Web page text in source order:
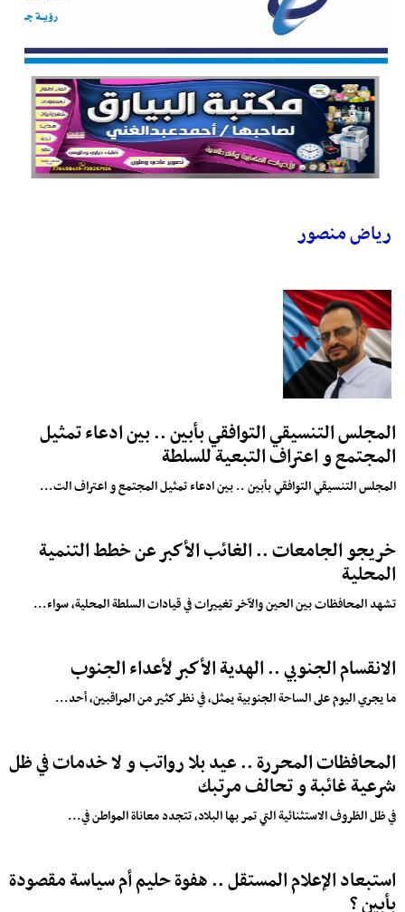
رياض منصور
المجلس التنسيقي التوافقي بأبين .. بين ادعاء تمثيل
المجتمع و اعتراف التبعية للسلطة
المجلس التنسيقي التوافقي بأبين .. بين ادعاء تمثيل المجتمع و اعتراف الت...
خريجو الجامعات .. الغائب الأكبر عن خطط التنمية
المحلية
تشهد المحافظات بين الحين والآخر تغييرات في قيادات السلطة المحلية، سواء...
الانقسام الجنوبي .. الهدية الأكبر لأعداء الجنوب
ما يجري اليوم على الساحة الجنوبية يمثل، في نظر كثير من المراقبين، أحد...
المحافظات المحررة .. عيد بلا رواتب و لا خدمات في ظل
شرعية غائبة و تحالف مرتبك
في ظل الظروف الاستثنائية التي تمر بها البلاد، تتجدد معاناة المواطن في...
استبعاد الإعلام المستقل .. هفوة حليم أم سياسة مقصودة
بأبين ؟